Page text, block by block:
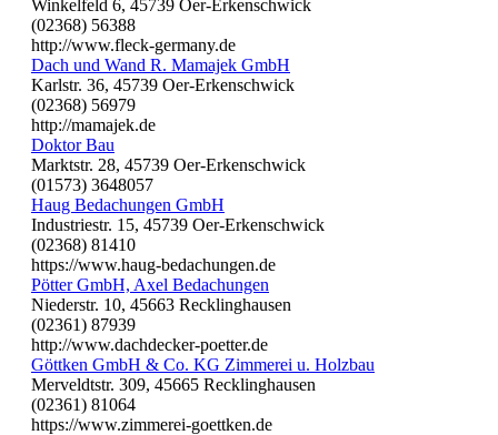
Winkelfeld 6, 45739 Oer-Erkenschwick
(02368) 56388
http://www.fleck-germany.de
Dach und Wand R. Mamajek GmbH
Karlstr. 36, 45739 Oer-Erkenschwick
(02368) 56979
http://mamajek.de
Doktor Bau
Marktstr. 28, 45739 Oer-Erkenschwick
(01573) 3648057
Haug Bedachungen GmbH
Industriestr. 15, 45739 Oer-Erkenschwick
(02368) 81410
https://www.haug-bedachungen.de
Pötter GmbH, Axel Bedachungen
Niederstr. 10, 45663 Recklinghausen
(02361) 87939
http://www.dachdecker-poetter.de
Göttken GmbH & Co. KG Zimmerei u. Holzbau
Merveldtstr. 309, 45665 Recklinghausen
(02361) 81064
https://www.zimmerei-goettken.de